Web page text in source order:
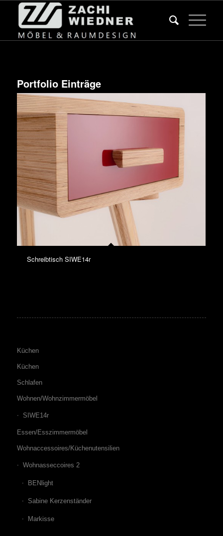
Portfolio Einträge
Schreibtisch SIWE14r
Küchen
Küchen
Schlafen
Wohnen/Wohnzimmermöbel
SIWE14r
Essen/Esszimmermöbel
Wohnaccessoires/Küchenutensilien
Wohnasseccoires 2
BENlight
Sabine Kerzenständer
Markisse